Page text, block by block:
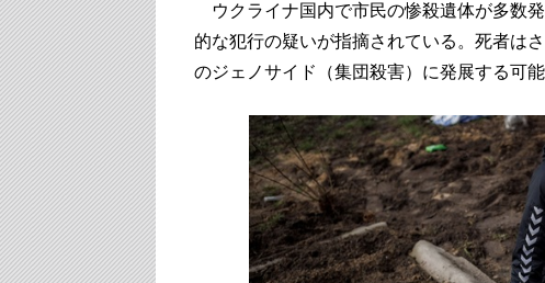
ウクライナ国内で市民の惨殺遺体が多数
的な犯行の疑いが指摘されている。死者は
のジェノサイド（集団殺害）に発展する可能